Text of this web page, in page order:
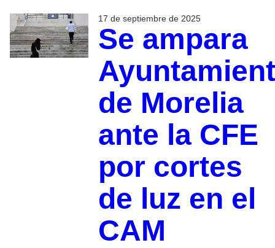
17 de septiembre de 2025
Se ampara
de Morelia
ante la CFE
por cortes
de luz en el
CAM